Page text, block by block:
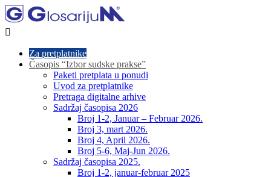

Za pretplatnike
Časopis “Izbor sudske prakse”
Paketi pretplata u ponudi
Uvod za pretplatnike
Pretraga digitalne arhive
Sadržaj časopisa 2026
Broj 1-2, Januar – Februar 2026.
Broj 3, mart 2026.
Broj 4, April 2026.
Broj 5-6, Maj-Jun 2026.
Sadržaj časopisa 2025.
Broj 1-2, januar-februar 2025